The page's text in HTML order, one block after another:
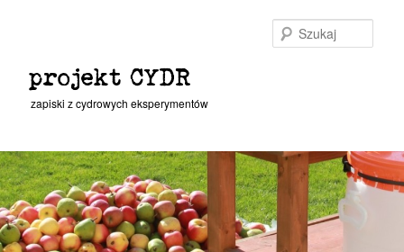
projekt CYDR
zapiski z cydrowych eksperymentów